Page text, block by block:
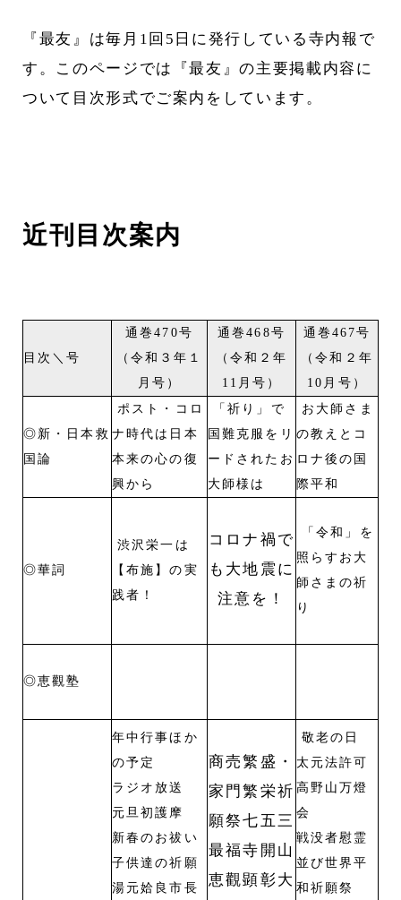
『最友』は毎月1回5日に発行している寺内報で
す。このページでは『最友』の主要掲載内容に
ついて目次形式でご案内をしています。
近刊目次案内
目次＼号
通巻470号
（令和３年１
月号）
通巻468号
（令和２年
11月号）
通巻467号
（令和２年
10月号）
◎新・日本救
国論
ポスト・コロ
ナ時代は日本
本来の心の復
興から
「祈り
」で
国難克服をリ
ードされたお
大師様は
お大師さま
の教えとコ
ロナ後の国
際平和
◎華詞
渋沢栄一は
【布施】の実
践者！
コロナ禍で
も大地震に
注意を！
「令和」を
照らすお大
師さまの祈
り
◎恵觀塾
年中行事ほか
の予定
ラジオ放送
元旦初護摩
新春のお祓い
子供達の祈願
湯元姶良市長
商売繁盛・
家門繁栄祈
願祭七五三
最福寺開山
恵觀顕彰大
敬老の日
太元法許可
高野山万燈
会
戦没者慰霊
並び世界平
和祈願祭